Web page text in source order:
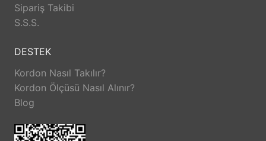
Sipariş Takibi
S.S.S.
DESTEK
Kordon Nasıl Takılır?
Kordon Ölçüsü Nasıl Alınır?
Blog